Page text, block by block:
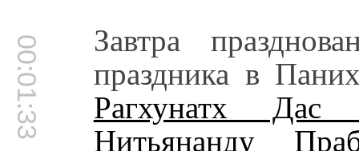
00:01:33 Завтра
праздника в
Рагхунатх Дас
Нитьянанду